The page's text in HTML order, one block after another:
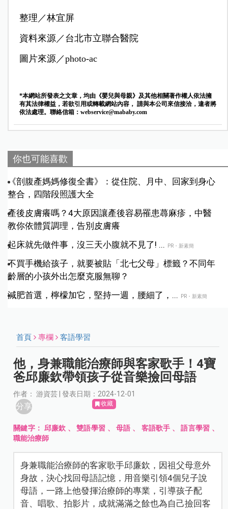
整理／林宜屏
資料來源／台北市立聯合醫院
圖片來源／photo-ac
*本網站所發表之文章，均由《嬰兒與母親》及其他相關著作權人依法擁
有其法律權益，若欲引用或轉載網站內容， 請與本公司來信接洽，違者將
依法處理。聯絡信箱： webservice@mababy.com
你也可能喜歡
《剖腹產媽媽修復全書》：從住院、月中、回家到身心
整合，四階段照護大全
產後皮膚癢嗎？4大原因讓產後容易罹患蕁麻疹，中醫
教你依體質調理，告別皮膚癢
起床就先做件事，沒三天小腹就不見了! ...
PR・新素簡
不買手機給孩子，就要被貼「北七父母」標籤？不同年
齡層的小孩外出怎麼克服無聊？
減肥首選，檸檬加它，堅持一週，腰細了，...
PR・新素簡
首頁 專欄 客語學習
他，身兼職能治療師與客家歌手！4寶
爸邱廉欽帶領孩子從音樂撿回母語
作者： 游資芸 | 發表日期：2024-12-01
分享 收藏
關鍵字： 邱廉欽 、雙語學習 、母語 、 客語歌手 、語言學習 、
職能治療師
身兼職能治療師的客家歌手邱廉欽，因祖父母意外
身故，決心找回母語記憶，用音樂引領4個兒子說
母語，一路上他發揮治療師的專業，引導孩子配
音、唱歌、拍影片，成就滿滿之餘也為自己撿回客